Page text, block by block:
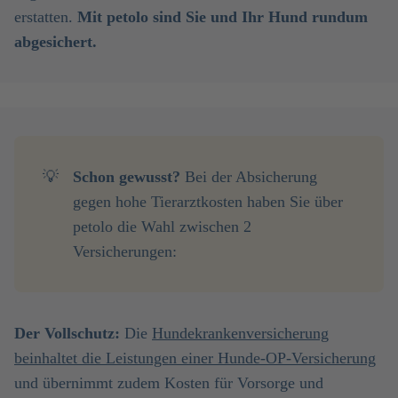
erstatten. Mit petolo sind Sie und Ihr Hund rundum
abgesichert.
💡 Schon gewusst? Bei der Absicherung
gegen hohe Tierarztkosten haben Sie über
petolo die Wahl zwischen 2
Versicherungen:
Der Vollschutz: Die Hundekrankenversicherung
beinhaltet die Leistungen einer Hunde-OP-Versicherung
und übernimmt zudem Kosten für Vorsorge und